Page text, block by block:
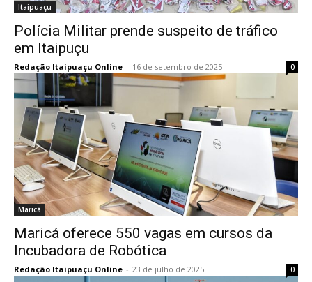
Itaipuaçu
Polícia Militar prende suspeito de tráfico
em Itaipuçu
Redação Itaipuaçu Online - 16 de setembro de 2025 0
Maricá
Maricá oferece 550 vagas em cursos da
Incubadora de Robótica
Redação Itaipuaçu Online - 23 de julho de 2025 0